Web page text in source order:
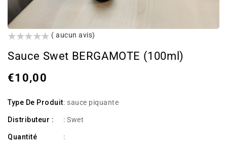
()
( aucun avis)
Sauce Swet BERGAMOTE (100ml)
Prix
€10,00
Type De Produit: sauce piquante
Distributeur : : Swet
Quantité :